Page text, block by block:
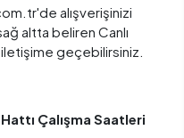
alışverişinizi
altta beliren Canlı
geçebilirsiniz.
Çalışma Saatleri